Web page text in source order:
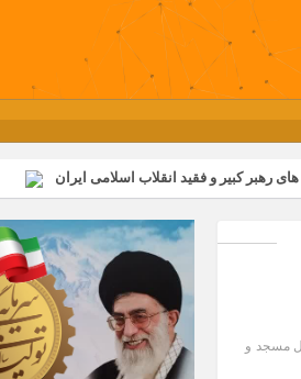
رهبر کبیر و فقید انقلاب اسلامی ایران
سالروز آزادسازی خرمشهر در شرکت پارس
گل کوچک جهان شرکت کرد
اهل مسجد و